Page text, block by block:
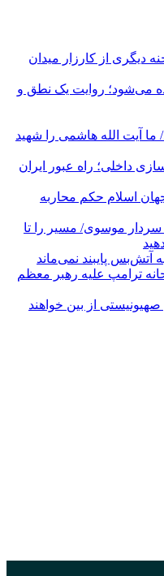
دیگری از کارزار میدان
می‌شود؛ روایت یک نطق و
آیت الله هاشمی را شهید
داخلی؛ راه عبور ایران
جهان اسلام حکم محاربه
سردار موسوی/ مسیر را تا
آتش‌بس پایبند نمی‌ماند
ترامپ علیه رهبر معظم
از بین خواهند